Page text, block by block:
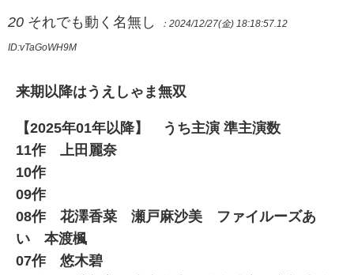
20 それでも動く名無し ：2024/12/27(金) 18:18:57.12
ID:vTaGoWH9M
来期以降はうえしゃま無双
【2025年01年以降】 うち主演 準主演数
11作 上田麗奈
10作
09作
08作 花澤香菜 瀬戸麻沙美 ファイルーズあ
い 本渡楓
07作 悠木碧